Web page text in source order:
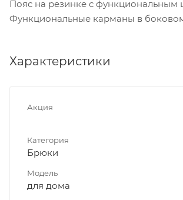
Пояс на резинке с функциональным
Функциональные карманы в
Характеристики
Акция
Категория
Брюки
Модель
для дома